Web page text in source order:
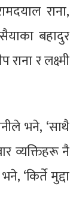
राना,
बहादुर
राना र लक्ष्मी
भने, ‘साथै
व्यक्तिहरू नै
‘किर्ते मुद्दा